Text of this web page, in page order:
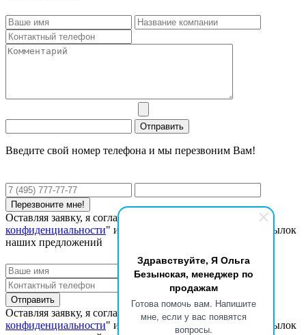
Здравствуйте, Я Ольга
Безынская, менеджер по
продажам
Готова помочь вам. Напишите
мне, если у вас появятся
вопросы.
Введите свой номер телефона и мы перезвоним Вам!
Оставляя заявку, я соглашаюсь с "
конфиденциальности" и даю согласие на получение рассылок
наших предложений
Оставляя заявку, я соглашаюсь с "Политикой
конфиденциальности" и даю согласие на получение рассылок